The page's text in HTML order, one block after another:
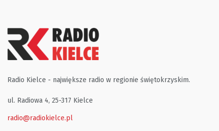
Radio Kielce - największe radio w regionie świętokrzyskim.
ul. Radiowa 4, 25-317 Kielce
radio@radiokielce.pl